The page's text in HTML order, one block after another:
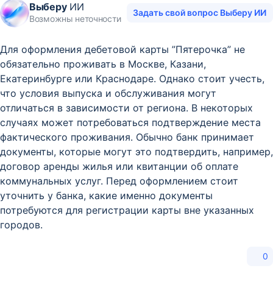
ВыберуИИ
Возможны неточности
Задать свой вопрос Выберу ИИ
Для оформления дебетовой карты ”Пятерочка” не
обязательно проживать в Москве, Казани,
Екатеринбурге или Краснодаре. Однако стоит учесть,
что условия выпуска и обслуживания могут
отличаться в зависимости от региона. В некоторых
случаях может потребоваться подтверждение места
фактического проживания. Обычно банк принимает
документы, которые могут это подтвердить, например,
договор аренды жилья или квитанции об оплате
коммунальных услуг. Перед оформлением стоит
уточнить у банка, какие именно документы
потребуются для регистрации карты вне указанных
городов.
0